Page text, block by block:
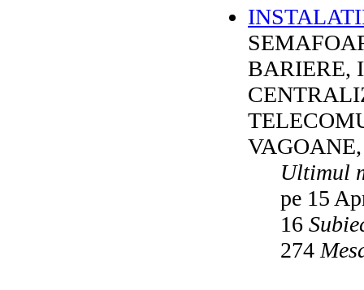
BARIERE,
Ultimul
pe 15
16
274